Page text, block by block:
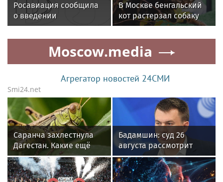
Росавиация сообщила
о введении
ограничений на полеты
в Домодедово
В Москве бенгальский
кот растерзал собаку
Moscow.media
Агрегатор новостей 24СМИ
Smi24.net
Саранча захлестнула
Дагестан. Какие ещё
регионы России под
угрозой? Назван
худший сценарий
Бадамшин: суд 26
августа рассмотрит
жалобы на арест
блогера Ильи Ремесло